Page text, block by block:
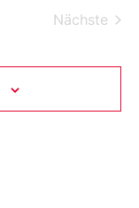
Nächste